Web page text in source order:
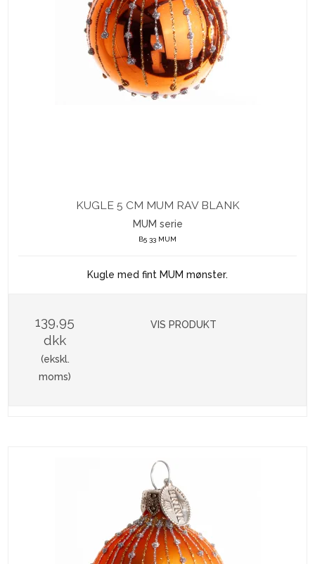
KUGLE 5 CM MUM RAV BLANK
MUM serie
B5 33 MUM
Kugle med fint MUM mønster.
139,95
dkk
(ekskl.
moms)
VIS PRODUKT